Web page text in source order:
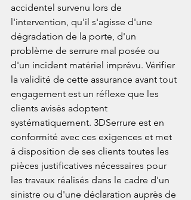
accidentel survenu lors de
l'intervention, qu'il s'agisse d'une
dégradation de la porte, d'un
problème de serrure mal posée ou
d'un incident matériel imprévu. Vérifier
la validité de cette assurance avant tout
engagement est un réflexe que les
clients avisés adoptent
systématiquement. 3DSerrure est en
conformité avec ces exigences et met
à disposition de ses clients toutes les
pièces justificatives nécessaires pour
les travaux réalisés dans le cadre d'un
sinistre ou d'une déclaration auprès de